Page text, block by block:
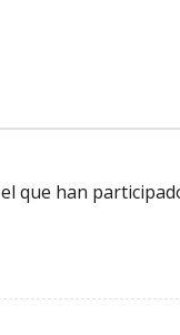
que han